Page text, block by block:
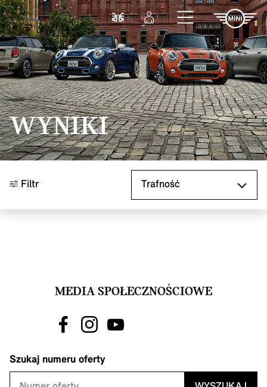
Przejdź do głównej treści
PorównajZaloguj się
WYNIKI
Filtr
MEDIA SPOŁECZNOŚCIOWE
Szukaj numeru oferty